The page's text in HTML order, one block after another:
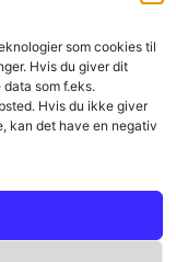
som cookies til
Hvis du giver dit
som f.eks.
Hvis du ikke giver
kan det have en negativ